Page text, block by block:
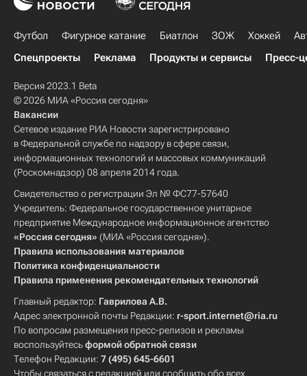
Футбол Фигурное катание Биатлон ЗОЖ Хоккей
Спецпроекты
Реклама Продукты и сервисы Пресс-
Версия 2023.1 Beta
© 2026 МИА «Россия сегодня»
Вакансии
Сетевое издание РИА Новости зарегистрировано
в Федеральной службе по надзору в сфере связи,
информационных технологий и массовых коммуникаций
(Роскомнадзор) 08 апреля 2014 года.
Свидетельство о регистрации Эл № ФС77-57640
Учредитель: Федеральное государственное унитарное
предприятие Международное информационное агентство
«Россия сегодня» (МИА «Россия сегодня»).
Правила использования материалов
Политика конфиденциальности
Правила применения рекомендательных технологий
Главный редактор: Гаврилова А.В.
Адрес электронной почты Редакции: r-sport.internet@ria.ru
По вопросам размещения пресс-релизов и рекламы
воспользуйтесьформой обратной связи
Телефон Редакции: 7 (495) 645-6601
Чтобы связаться с редакцией или сообщить обо всех